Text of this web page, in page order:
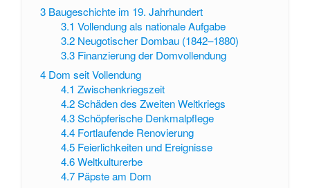
3 Baugeschichte im 19. Jahrhundert
3.1 Vollendung als nationale Aufgabe
3.2 Neugotischer Dombau (1842–1880)
3.3 Finanzierung der Domvollendung
4 Dom seit Vollendung
4.1 Zwischenkriegszeit
4.2 Schäden des Zweiten Weltkriegs
4.3 Schöpferische Denkmalpflege
4.4 Fortlaufende Renovierung
4.5 Feierlichkeiten und Ereignisse
4.6 Weltkulturerbe
4.7 Päpste am Dom